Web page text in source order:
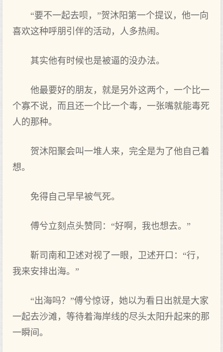
“要不一起去呗，”贺沐阳第一个提议，他一向
喜欢这种呼朋引伴的活动，人多热闹。
其实他有时候也是被逼的没办法。
他最要好的朋友，就是另外这两个，一个比一
个寡不说，而且还一个比一个毒，一张嘴就能毒死
人的那种。
贺沐阳聚会叫一堆人来，完全是为了他自己着
想。
免得自己早早被气死。
傅兮立刻点头赞同：“好啊，我也想去。”
靳司南和卫述对视了一眼，卫述开口：“行，
我来安排出海。”
“出海吗？”傅兮惊讶，她以为看日出就是大家
一起去沙滩，等待着海岸线的尽头太阳升起来的那
一瞬间。